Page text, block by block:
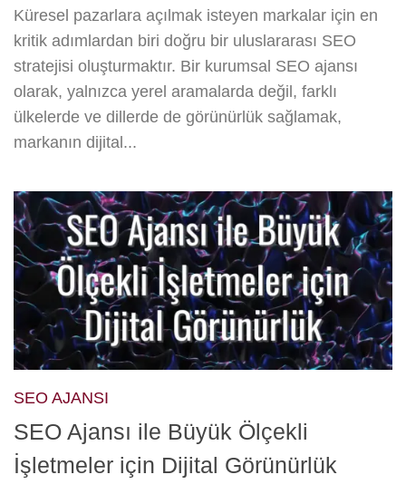
Küresel pazarlara açılmak isteyen markalar için en
kritik adımlardan biri doğru bir uluslararası SEO
stratejisi oluşturmaktır. Bir kurumsal SEO ajansı
olarak, yalnızca yerel aramalarda değil, farklı
ülkelerde ve dillerde de görünürlük sağlamak,
markanın dijital...
SEO AJANSI
SEO Ajansı ile Büyük Ölçekli
İşletmeler için Dijital Görünürlük